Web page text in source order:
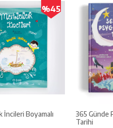
%45
İncileri Boyamalı
365 Günde
Tarihi